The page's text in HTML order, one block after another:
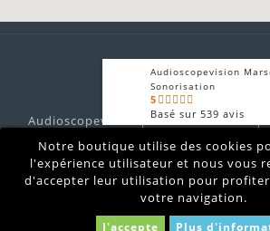
Notre boutique utilise des cookies
l'expérience utilisateur et nous vous
d'accepter leur utilisation pour
votre navigation.
J'accepte Plus
Audioscopevision |
Ecran LED
4.9
Basé sur 874avis
Audioscopevision
Sonorisation
5
Basé sur539 avis
Audioscopevision prestataire
lumières vidéo location matériel
Marseille